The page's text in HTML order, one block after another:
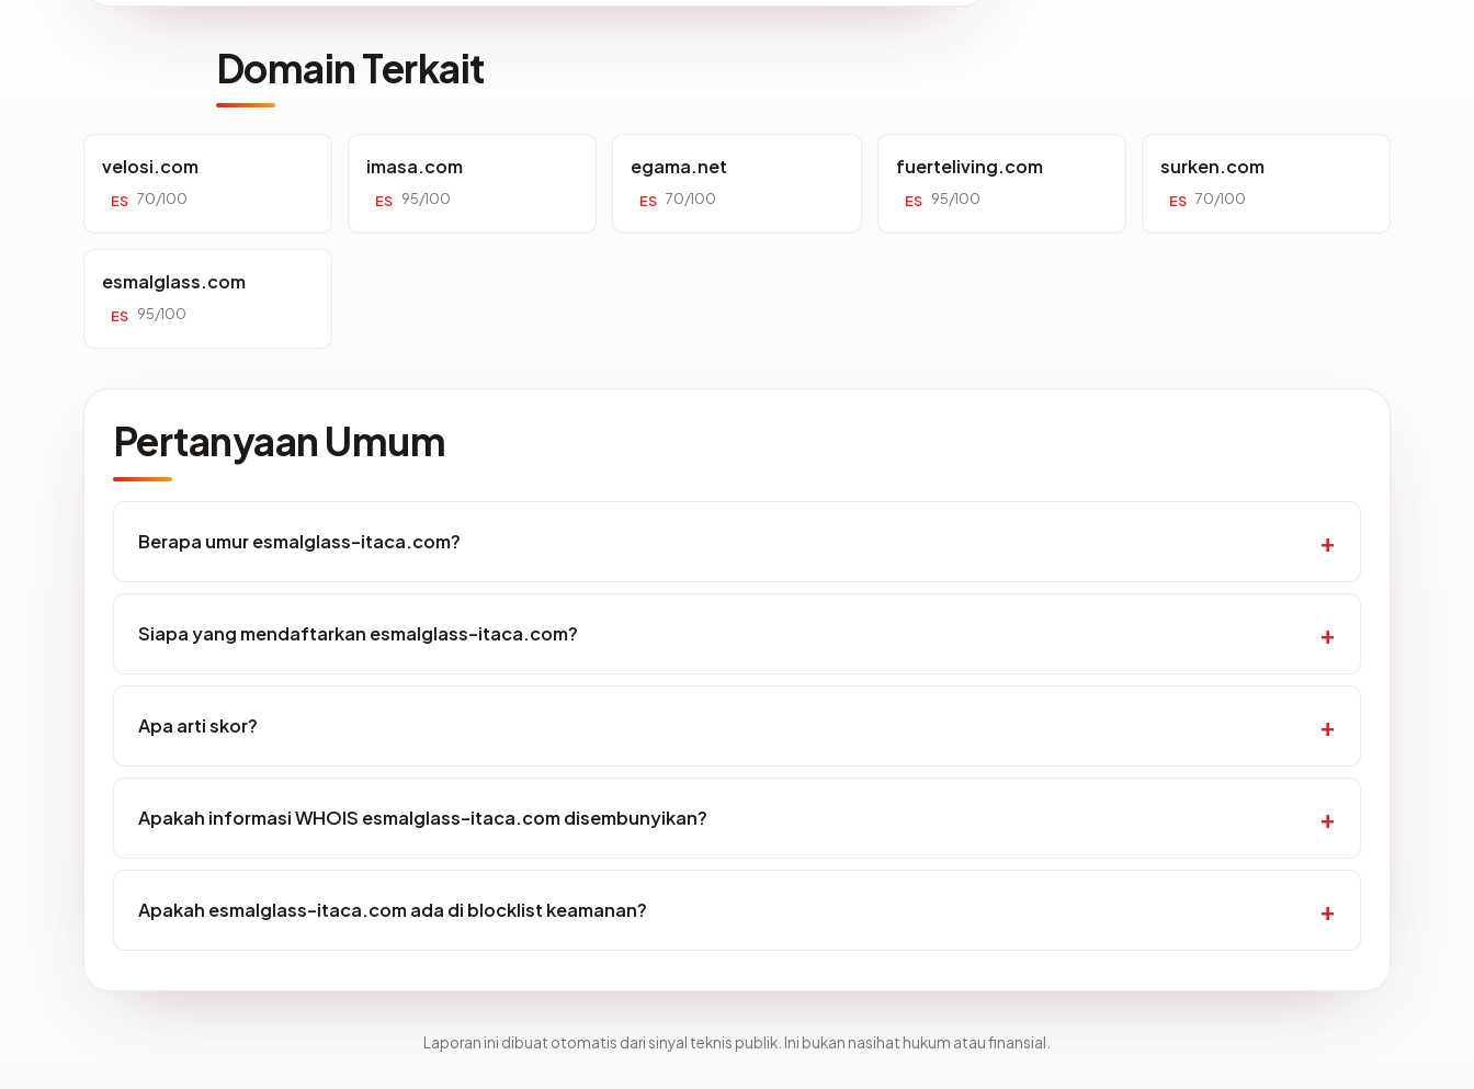
Domain Terkait
velosi.com
ES 70/100
imasa.com
ES 95/100
egama.net
ES 70/100
fuerteliving.com
ES 95/100
surken.com
ES 70/100
esmalglass.com
ES 95/100
Pertanyaan Umum
Berapa umur esmalglass-itaca.com?
Siapa yang mendaftarkan esmalglass-itaca.com?
Apa arti skor?
Apakah informasi WHOIS esmalglass-itaca.com disembunyikan?
Apakah esmalglass-itaca.com ada di blocklist keamanan?
Laporan ini dibuat otomatis dari sinyal teknis publik. Ini bukan nasihat hukum atau finansial.